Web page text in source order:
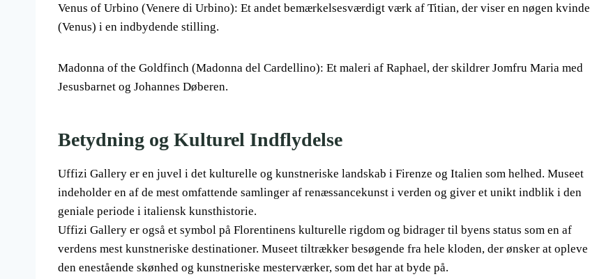
Venus of Urbino (Venere di Urbino): Et andet bemærkelsesværdigt værk af Titian, der viser en nøgen kvinde
(Venus) i en indbydende stilling.
Madonna of the Goldfinch (Madonna del Cardellino): Et maleri af Raphael, der skildrer Jomfru Maria med
Jesusbarnet og Johannes Døberen.
Betydning og Kulturel Indflydelse
Uffizi Gallery er en juvel i det kulturelle og kunstneriske landskab i Firenze og Italien som helhed. Museet
indeholder en af de mest omfattende samlinger af renæssancekunst i verden og giver et unikt indblik i den
geniale periode i italiensk kunsthistorie.
Uffizi Gallery er også et symbol på Florentinens kulturelle rigdom og bidrager til byens status som en af
verdens mest kunstneriske destinationer. Museet tiltrækker besøgende fra hele kloden, der ønsker at opleve
den enestående skønhed og kunstneriske mesterværker, som det har at byde på.